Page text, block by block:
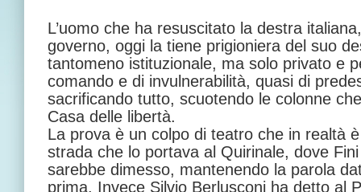
L’uomo che ha resuscitato la destra
governo, oggi la tiene prigioniera del suo
tantomeno istituzionale, ma solo privato e
comando e di invulnerabilità, quasi di
sacrificando tutto, scuotendo le colonne
Casa delle libertà.
La prova è un colpo di teatro che in realtà
strada che lo portava al Quirinale, dove
sarebbe dimesso, mantenendo la parola
prima. Invece Silvio Berlusconi ha detto al